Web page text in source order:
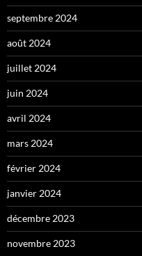
septembre 2024
août 2024
juillet 2024
juin 2024
avril 2024
mars 2024
février 2024
janvier 2024
décembre 2023
novembre 2023